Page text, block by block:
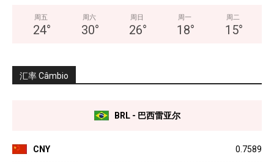
周五
24°
周六
30°
周日
26°
周一
18°
周二
15°
汇率 Câmbio
BRL - 巴西雷亚尔
CNY 0.7589